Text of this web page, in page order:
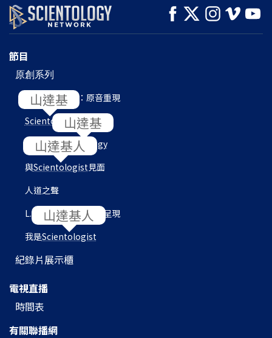
觀看 探索系列節目
節目
原創系列
L. 羅恩 賀伯特：原音重現
Scientology 內部
目的地：Scientology
與Scientologist見面
人道之聲
L. 羅恩 賀伯特圖書館呈現
我是Scientologist
紀錄片展示櫃
電視直播
時間表
有關聯播網